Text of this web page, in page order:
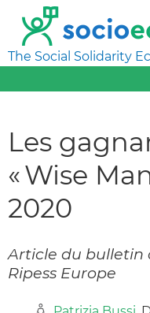
The Social Solidarity
Les
« Wise
2020
Article du bulletin
Ripess Europe